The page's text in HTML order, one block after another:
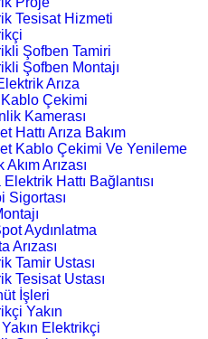
Tesisat Hizmeti
Şofben Tamiri
Şofben Montajı
Arıza
Çekimi
Kamerası
Hattı Arıza Bakım
Kablo Çekimi Ve Yenileme
Arızası
Hattı Bağlantısı
Sigortası
Aydınlatma
Arızası
Tamir Ustası
Tesisat Ustası
İşleri
Yakın
Elektrikçi